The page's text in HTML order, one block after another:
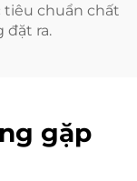
tiêu chuẩn chất
đặt ra.
gặp